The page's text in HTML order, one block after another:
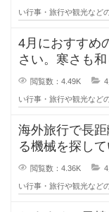
い行事・旅行や観光など
4月におすすめ
さい。寒さも
開拓したいの
閲覧数：4.49K
い行事・旅行や観光など
海外旅行で長
る機械を探し
て母と海外旅
閲覧数：4.36K
い行事・旅行や観光など